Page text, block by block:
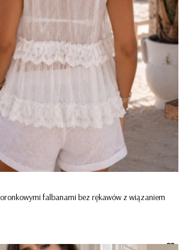
falbanami bez rękawów z wiązaniem